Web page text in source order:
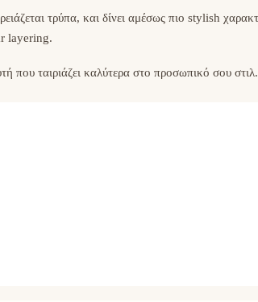
τρύπα, και δίνει αμέσως πιο stylish
layering.
που ταιριάζει καλύτερα στο προσωπικό σου στιλ.